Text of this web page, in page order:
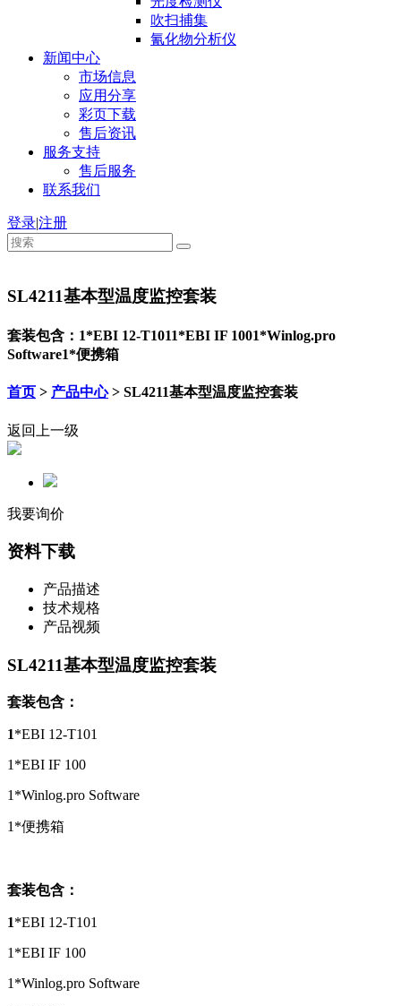
吹扫捕集
氰化物分析仪
新闻中心
市场信息
应用分享
彩页下载
售后资讯
服务支持
售后服务
联系我们
登录|注册
SL4211基本型温度监控套装
套装包含：1*EBI 12-T1011*EBI IF 1001*Winlog.pro
Software1*便携箱
首页 > 产品中心> SL4211基本型温度监控套装
返回上一级
我要询价
资料下载
产品描述
技术规格
产品视频
SL4211基本型温度监控套装
套装包含：
1*EBI 12-T101
1*EBI IF 100
1*Winlog.pro Software
1*便携箱
套装包含：
1*EBI 12-T101
1*EBI IF 100
1*Winlog.pro Software